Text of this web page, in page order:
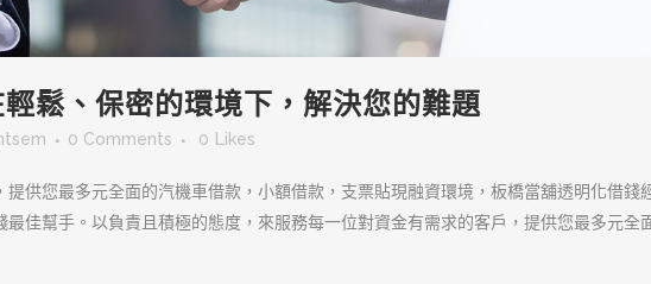
鬆、保密的環境下，解決您的難題
0 Comments 0 Likes
供您最多元全面的汽機車借款，小額借款，支票貼現融資環境，板橋當舖透明化借錢
佳幫手。以負責且積極的態度，來服務每一位對資金有需求的客戶，提供您最多元